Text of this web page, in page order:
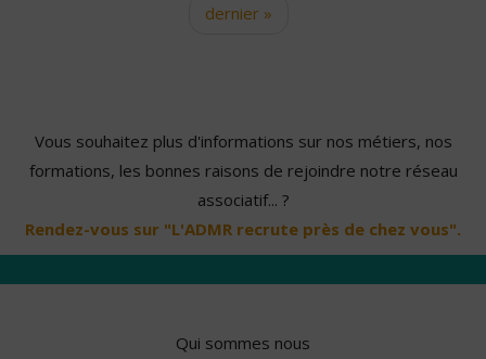
dernier »
Vous souhaitez plus d'informations sur nos métiers, nos
formations, les bonnes raisons de rejoindre notre réseau
associatif... ?
Rendez-vous sur "L'ADMR recrute près de chez vous".
Qui sommes nous